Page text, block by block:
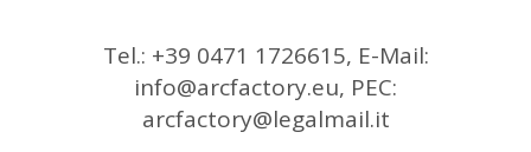
Tel.: +39 0471 1726615, E-Mail:
info@arcfactory.eu, PEC:
arcfactory@legalmail.it